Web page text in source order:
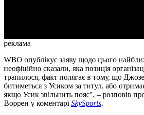
реклама
WBO опублікує заяву щодо цього
неофіційно сказали, яка позиція
трапилося, факт полягає в тому, що
битиметься з Усиком за титул, або
якщо Усик звільнить пояс", – розповів
Воррен у коментарі SkySports.